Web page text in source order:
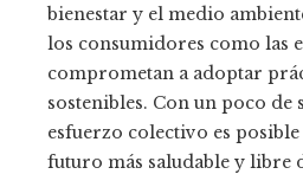
bienestar y el medio
los consumidores como las
comprometan a adoptar
sostenibles. Con un poco de
esfuerzo colectivo es
futuro más saludable y libre